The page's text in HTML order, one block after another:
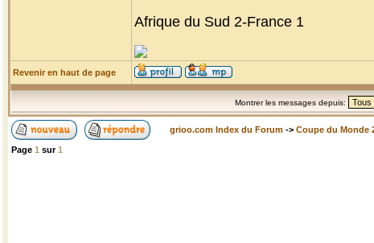
Afrique du Sud 2-France 1
Revenir en haut de page
Montrer les messages depuis:
grioo.com Index du Forum -> Coupe du Monde
Page 1 sur1